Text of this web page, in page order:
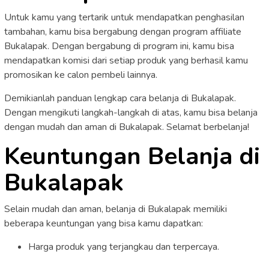
Untuk kamu yang tertarik untuk mendapatkan penghasilan
tambahan, kamu bisa bergabung dengan program affiliate
Bukalapak. Dengan bergabung di program ini, kamu bisa
mendapatkan komisi dari setiap produk yang berhasil kamu
promosikan ke calon pembeli lainnya.
Demikianlah panduan lengkap cara belanja di Bukalapak.
Dengan mengikuti langkah-langkah di atas, kamu bisa belanja
dengan mudah dan aman di Bukalapak. Selamat berbelanja!
Keuntungan Belanja di
Bukalapak
Selain mudah dan aman, belanja di Bukalapak memiliki
beberapa keuntungan yang bisa kamu dapatkan:
Harga produk yang terjangkau dan terpercaya.